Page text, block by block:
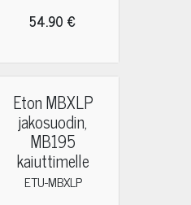
54.90 €
Eton MBXLP
jakosuodin,
MB195
kaiuttimelle
ETU-MBXLP